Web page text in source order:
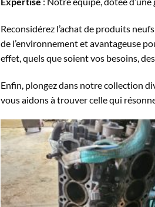
Reconsidérez l’achat de produits
de l’environnement et avantageuse
effet, quels que soient vos besoins,
Enfin, plongez dans notre collection
vous aidons à trouver celle qui